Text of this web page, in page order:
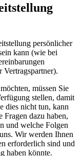
persönlicher
kann (wie bei
Vertragspartner).
müssen Sie
stellen, damit
dies nicht tun, kann
Fragen dazu haben,
und welche Folgen
Wir werden Ihnen
erforderlich sind und
haben könnte.